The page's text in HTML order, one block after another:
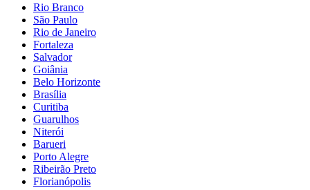
Rio Branco
São Paulo
Rio de Janeiro
Fortaleza
Salvador
Goiânia
Belo Horizonte
Brasília
Curitiba
Guarulhos
Niterói
Barueri
Porto Alegre
Ribeirão Preto
Florianópolis